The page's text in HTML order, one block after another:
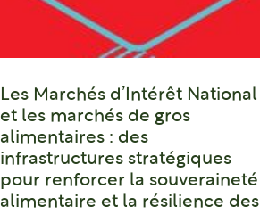
Les Marchés d’Intérêt National
et les marchés de gros
alimentaires : des
infrastructures stratégiques
pour renforcer la souveraineté
alimentaire et la résilience des